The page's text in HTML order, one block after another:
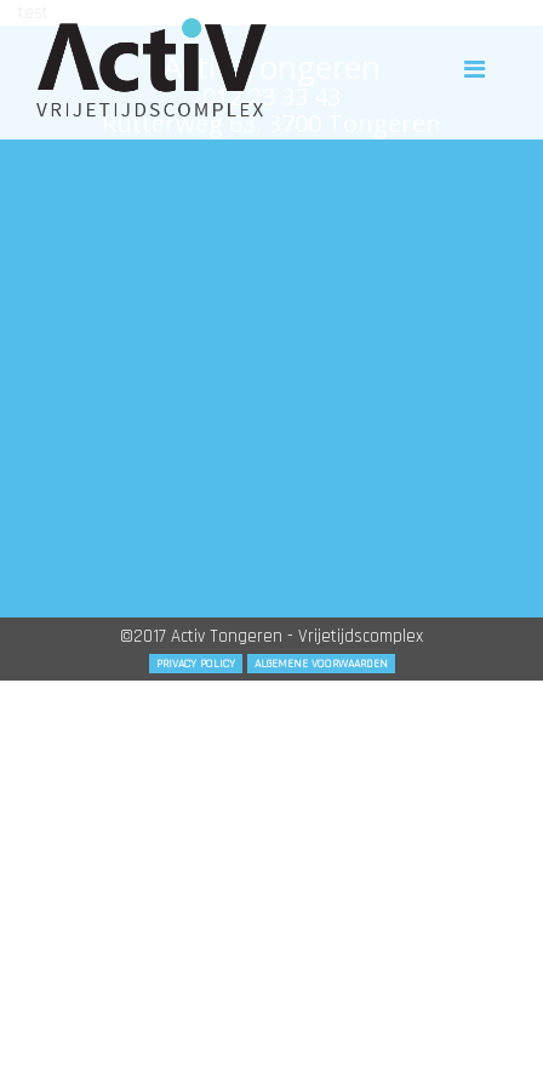
Activ Tongeren
012 23 33 43
Rutterweg 63, 3700 Tongeren
©2017 Activ Tongeren - Vrijetijdscomplex
PRIVACY POLICY ALGEMENE VOORWAARDEN